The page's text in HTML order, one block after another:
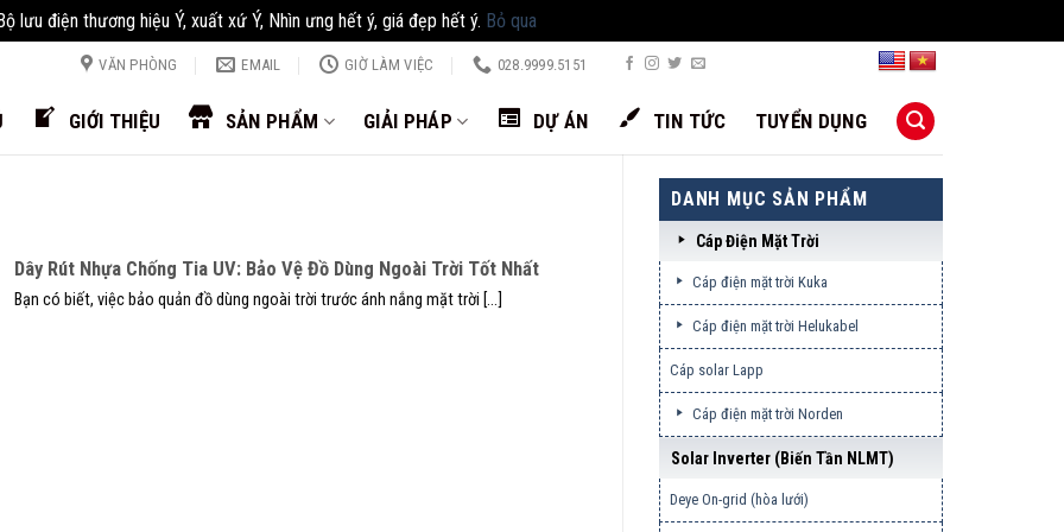
lưu điện thương hiệu Ý, xuất xứ Ý, Nhìn ưng hết ý, giá đẹp hết ý. Bỏ qua
VĂN PHÒNG EMAIL GIỜ LÀM VIỆC 028.9999.5151
GIỚI THIỆU SẢN PHẨM GIẢI PHÁP DỰ ÁN TIN TỨC TUYỂN DỤNG
Dây Rút Nhựa Chống Tia UV: Bảo Vệ Đồ Dùng Ngoài Trời Tốt Nhất
Bạn có biết, việc bảo quản đồ dùng ngoài trời trước ánh nắng mặt trời [...]
DANH MỤC SẢN PHẨM
Cáp Điện Mặt Trời
Cáp điện mặt trời Kuka
Cáp điện mặt trời Helukabel
Cáp solar Lapp
Cáp điện mặt trời Norden
Solar Inverter (biến Tần NLMT)
Deye On-grid (hòa lưới)